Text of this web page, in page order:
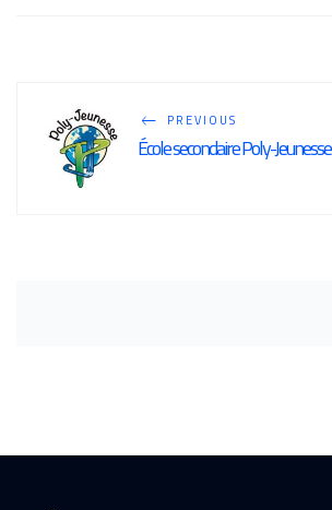
PREVIOUS
École secondaire Poly-Jeunesse